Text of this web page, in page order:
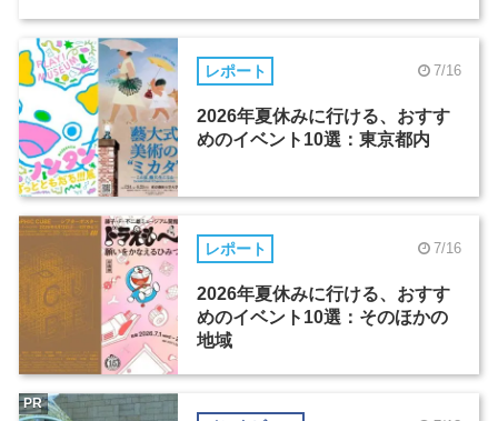
レポート 7/16
2026年夏休みに行ける、おすす
めのイベント10選：東京都内
レポート 7/16
2026年夏休みに行ける、おすす
めのイベント10選：そのほかの
地域
PR